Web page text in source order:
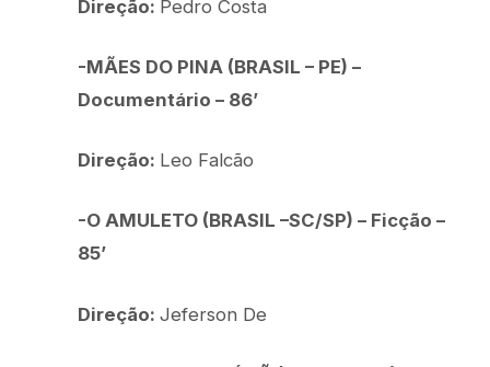
Direção: Pedro Costa
-MÃES DO PINA (BRASIL – PE) –
Documentário – 86’
Direção: Leo Falcão
-O AMULETO (BRASIL –SC/SP) – Ficção –
85’
Direção:Jeferson De